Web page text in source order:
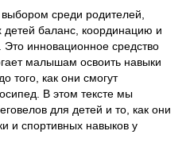
среди родителей,
детей баланс, координацию и
Это инновационное средство
малышам освоить навыки
того, как они смогут
В этом тексте мы
для детей и то, как они
и спортивных навыков у